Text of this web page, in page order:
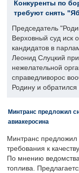
Конкуренты по
требуют снять
Председатель
Верховный суд иск
кандидатов в
Леонид Слуцкий
нежелательной
справедливорос
Родину и обратился
Минтранс предложил
авиакеросина
Минтранс предложил
требования к
По мнению
топлива.